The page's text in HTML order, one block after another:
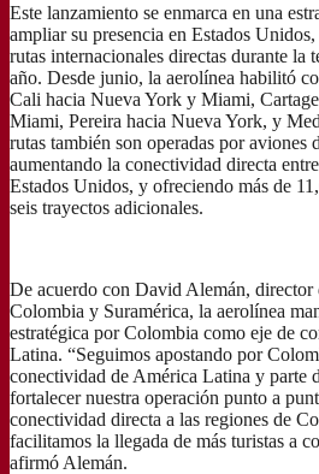
Este lanzamiento se enmarca en una
ampliar su presencia en Estados
rutas internacionales directas durante la
año. Desde junio, la aerolínea habilitó
Cali hacia Nueva York y Miami,
Miami, Pereira hacia Nueva York, y
rutas también son operadas por aviones
aumentando la conectividad directa
Estados Unidos, y ofreciendo más de
seis trayectos adicionales.
De acuerdo con David Alemán, director
Colombia y Suramérica, la aerolínea
estratégica por Colombia como eje de
Latina. “Seguimos apostando por
conectividad de América Latina y parte
fortalecer nuestra operación punto a
conectividad directa a las regiones de
facilitamos la llegada de más turistas a
afirmó Alemán.